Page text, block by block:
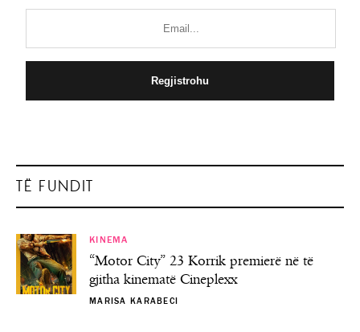
TË FUNDIT
KINEMA
“Motor City” 23 Korrik premierë në të
gjitha kinematë Cineplexx
MARISA KARABECI